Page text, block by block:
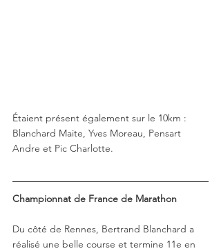
Étaient présent également sur le 10km :
Blanchard Maite, Yves Moreau, Pensart
Andre et Pic Charlotte.
Championnat de France de Marathon
Du côté de Rennes, Bertrand Blanchard a
réalisé une belle course et termine 11e en